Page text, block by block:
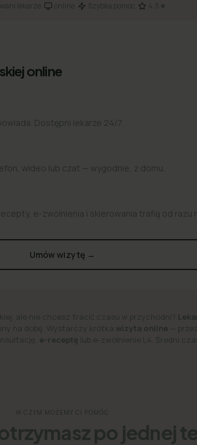
lekarze· online· Szybka pomoc 4.8★
online
Dostępni lekarze 24/7.
wideo lub czat — wygodnie, z domu.
e-zwolnienia i skierowania trafią od razu
Umów wizytę →
ale nie chcesz tracić czasu w przychodni?
na dobę. Wystarczy krótka wizyta online —
e-receptę lub e-zwolnienie L4. Średni
W CZYM MOŻEMY CI POMÓC
po jednej